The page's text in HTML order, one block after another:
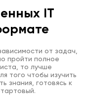
IT
от задач,
пройти полное
то лучше
того чтобы изучить
знания, готовясь к